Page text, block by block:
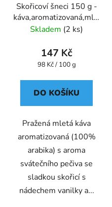
Skořicoví šneci 150 g -
káva,aromatizovaná,mletá
- Oxalis
Skladem (2 ks)
147 Kč
Měrná
98 Kč / 100 g
DO KOŠÍKU
Pražená mletá káva
aromatizovaná (100%
arabika) s aroma
svátečního pečiva se
sladkou skořicí s
nádechem vanilky a...